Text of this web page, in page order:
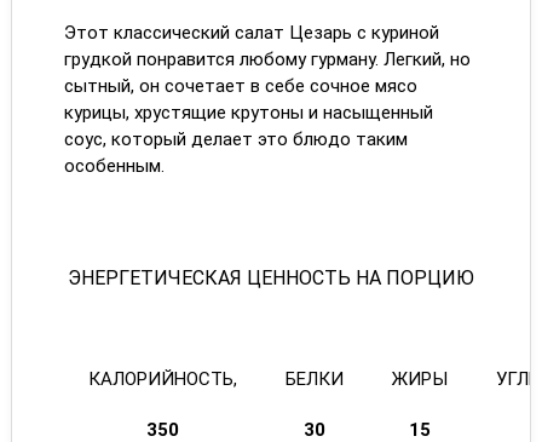
Этот классический салат Цезарь с куриной
грудкой понравится любому гурману. Легкий, но
сытный, он сочетает в себе сочное мясо
курицы, хрустящие крутоны и насыщенный
соус, который делает это блюдо таким
особенным.
ЭНЕРГЕТИЧЕСКАЯ ЦЕННОСТЬ НА ПОРЦИЮ
КАЛОРИЙНОСТЬ, БЕЛКИ ЖИРЫ
350 30 15